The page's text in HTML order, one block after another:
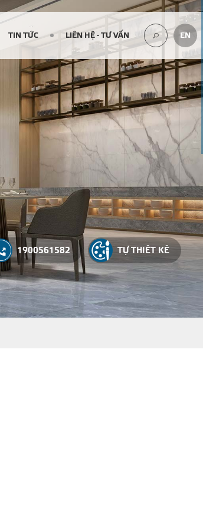
TIN TỨC LIÊN HỆ - TƯ VẤN
TÌM
KIẾM...
EN
1900561582 TỰ THIẾT KẾ